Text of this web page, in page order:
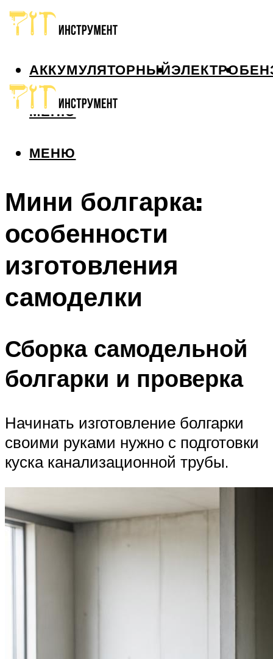
АККУМУЛЯТОРНЫЙЭЛЕКТРО
МЕНЮ
МЕНЮ
Мини болгарка:
особенности
изготовления
самоделки
Сборка самодельной
болгарки и проверка
Начинать изготовление болгарки
своими руками нужно с подготовки
куска канализационной трубы.